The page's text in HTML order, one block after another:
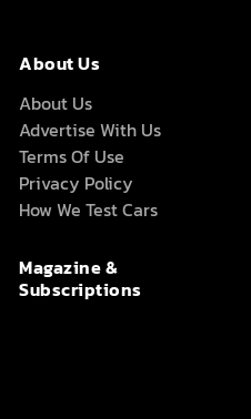
About Us
About Us
Advertise With Us
Terms Of Use
Privacy Policy
How We Test Cars
Magazine &
Subscriptions